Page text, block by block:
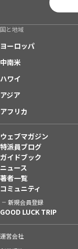
国と地域
ヨーロッパ
中南米
ハワイ
アジア
アフリカ
ウェブマガジン
特派員ブログ
ガイドブック
ニュース
著者一覧
コミュニティ
新規会員登録
GOOD LUCK TRIP
運営会社